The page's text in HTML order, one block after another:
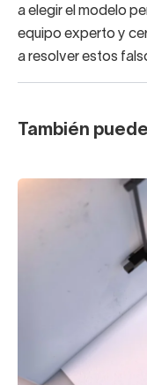
a elegir el modelo
equipo experto y
a resolver estos
También